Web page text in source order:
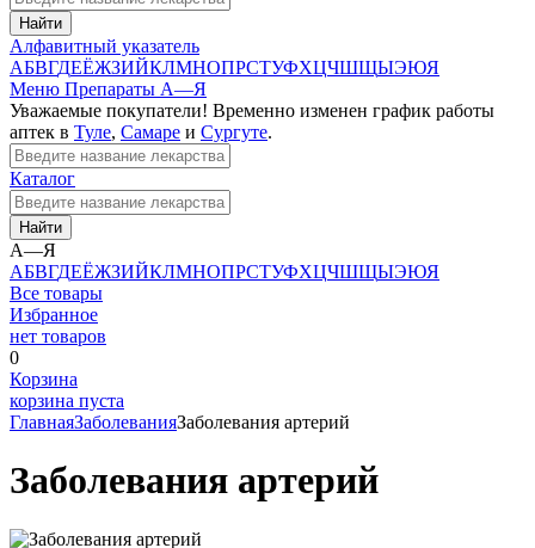
Найти
Алфавитный указатель
АБВГДЕЁЖЗИЙКЛМНОПРСТУФХЦЧШЩЫЭЮЯ
Меню Препараты А—Я
Уважаемые покупатели! Временно изменен график работы
аптек в Туле, Самаре и Сургуте.
Каталог
Найти
А—Я
АБВГДЕЁЖЗИЙКЛМНОПРСТУФХЦЧШЩЫЭЮЯ
Все товары
Избранное
нет товаров
0
Корзина
корзина пуста
ГлавнаяЗаболеванияЗаболевания артерий
Заболевания артерий